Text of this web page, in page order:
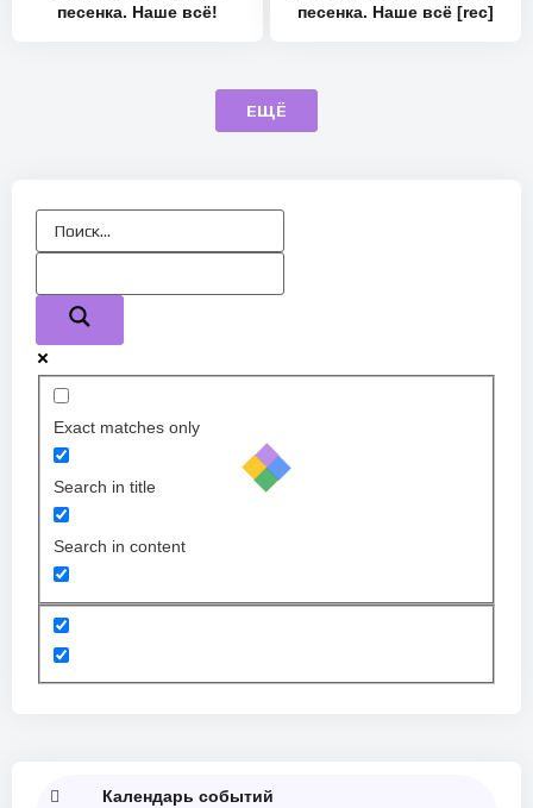
песенка. Наше всё!
песенка. Наше всё [rec]
ЕЩЁ
Exact matches only
Search in title
Search in content
Календарь событий